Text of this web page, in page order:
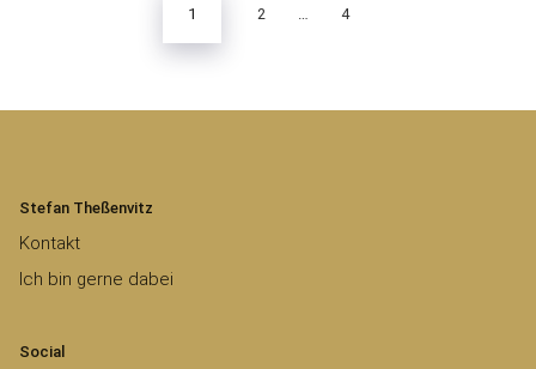
1 2 … 4
Stefan Theßenvitz
Kontakt
Ich bin gerne dabei
Social